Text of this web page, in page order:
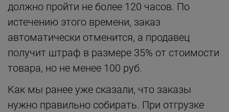
должно пройти не более 120 часов. По
истечению этого времени, заказ
автоматически отменится, а продавец
получит штраф в размере 35% от стоимости
товара, но не менее 100 руб.
Как мы ранее уже сказали, что заказы
нужно правильно собирать. При отгрузке